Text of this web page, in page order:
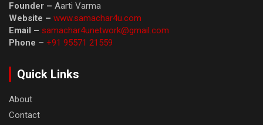
Founder – Aarti Varma
Website – www.samachar4u.com
Email – samachar4unetwork@gmail.com
Phone – +91 95571 21559
Quick Links
About
Contact